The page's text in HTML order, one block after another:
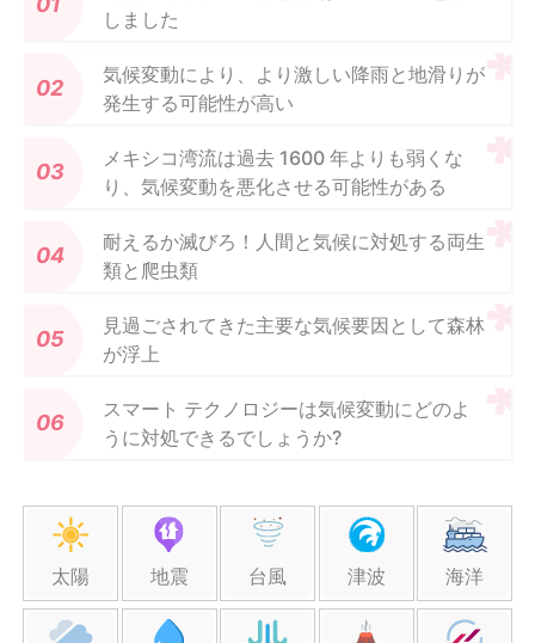
しました
気候変動により、より激しい降雨と地滑りが
発生する可能性が高い
メキシコ湾流は過去 1600 年よりも弱くな
り、気候変動を悪化させる可能性がある
耐えるか滅びろ！人間と気候に対処する両生
類と爬虫類
見過ごされてきた主要な気候要因として森林
が浮上
スマート テクノロジーは気候変動にどのよ
うに対処できるでしょうか?
太陽 地震 台風 津波 海洋